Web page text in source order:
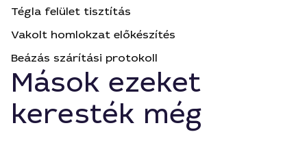
Tégla felület tisztítás
Vakolt homlokzat előkészítés
Beázás szárítási protokoll
Mások ezeket
keresték még